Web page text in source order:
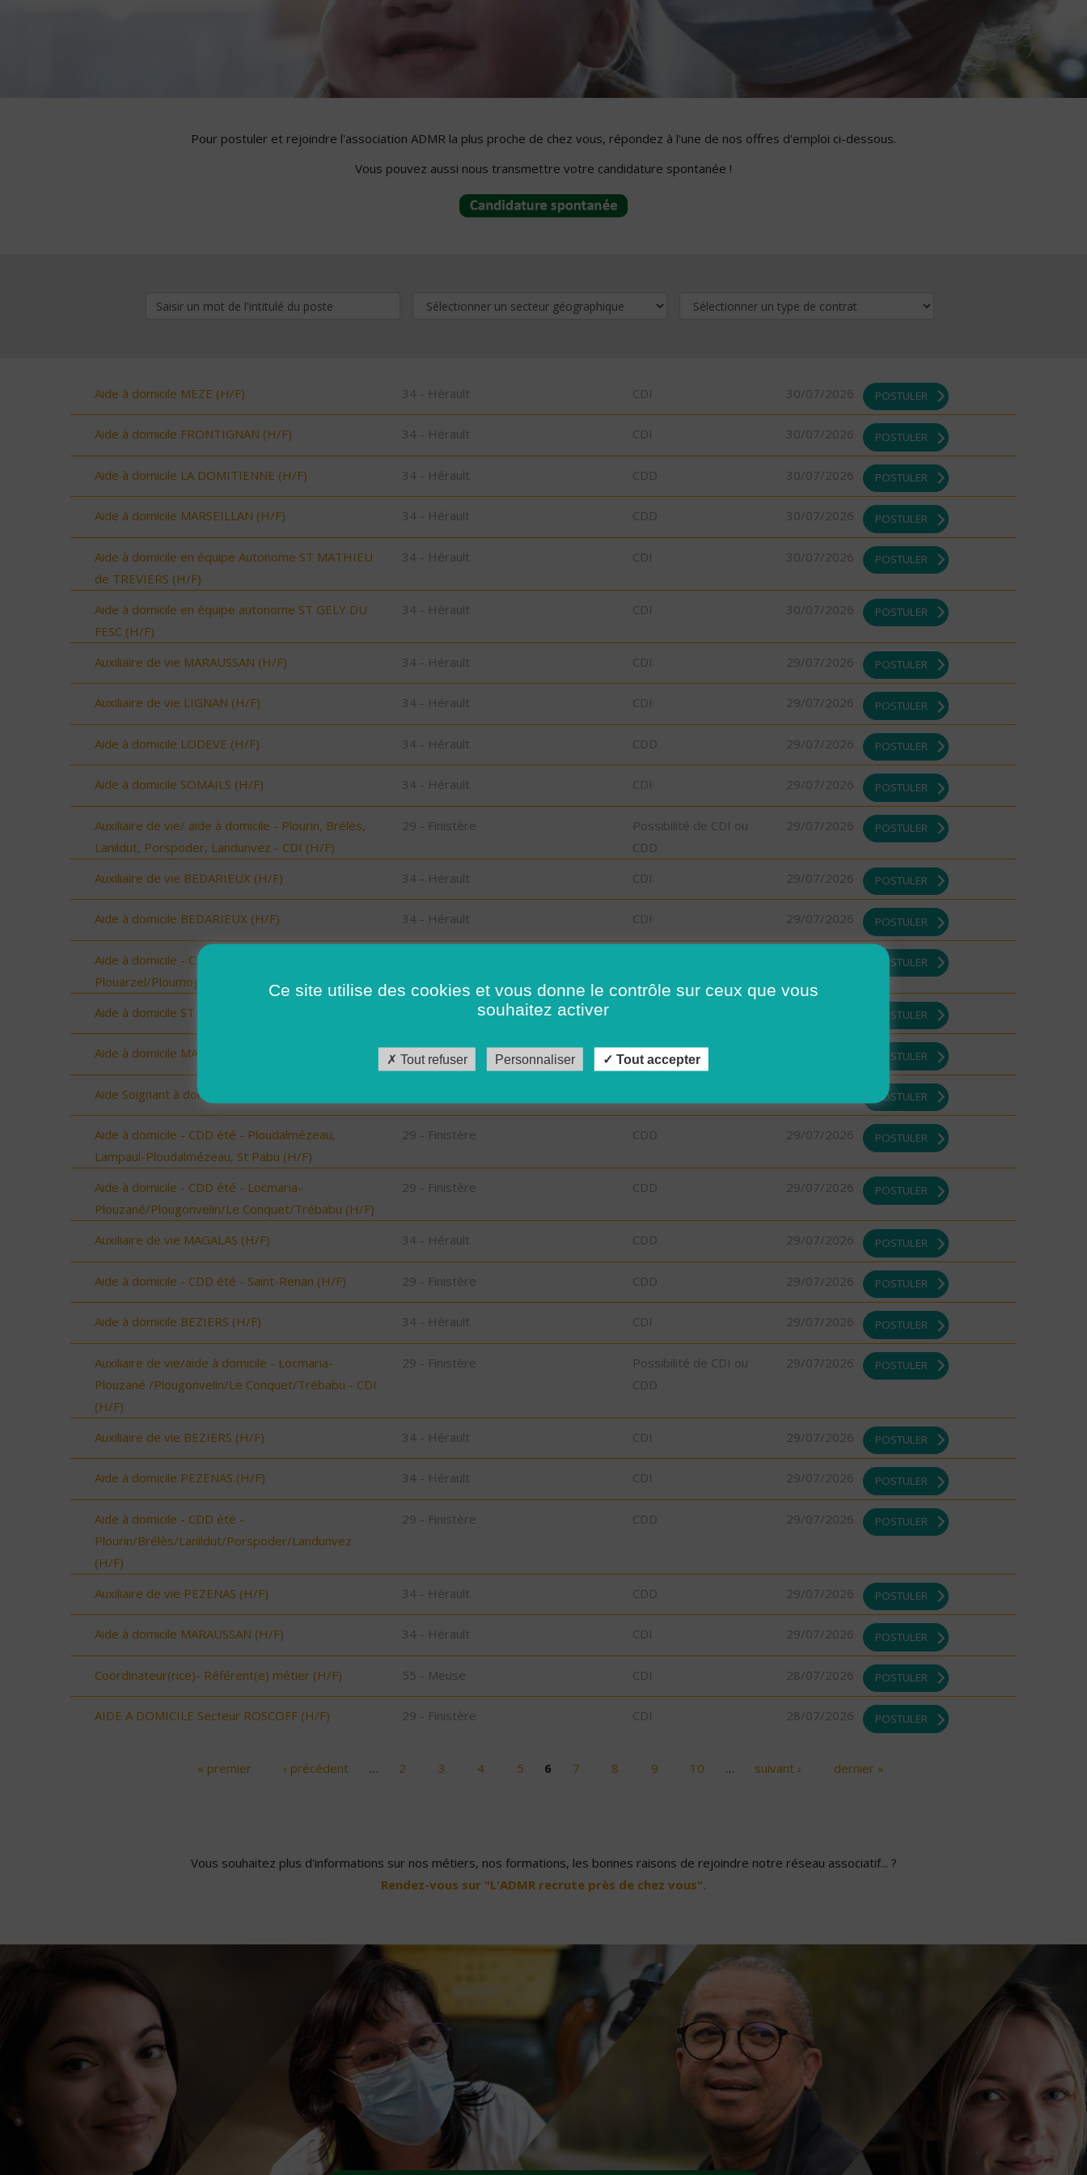
Pour postuler et rejoindre l'association ADMR la plus proche de chez vous, répondez à l'une de nos offres d'emploi ci-dessous.
Vous pouvez aussi nous transmettre votre candidature spontanée !
Aide à domicile MEZE (H/F) 34 - Hérault CDI 30/07/2026 POSTULER
Aide à domicile FRONTIGNAN (H/F) 34 - Hérault CDI 30/07/2026 POSTULER
Aide à domicile LA DOMITIENNE (H/F) 34 - Hérault CDD 30/07/2026 POSTULER
Aide à domicile MARSEILLAN (H/F) 34 - Hérault CDD 30/07/2026 POSTULER
Aide à domicile en équipe Autonome ST MATHIEU
de TREVIERS (H/F)
34 - Hérault CDI 30/07/2026 POSTULER
Aide à domicile en équipe autonome ST GELY DU
FESC (H/F)
34 - Hérault CDI 30/07/2026 POSTULER
Auxiliaire de vie MARAUSSAN (H/F) 34 - Hérault CDI 29/07/2026 POSTULER
Auxiliaire de vie LIGNAN (H/F) 34 - Hérault CDI 29/07/2026 POSTULER
Aide à domicile LODEVE (H/F) 34 - Hérault CDD 29/07/2026 POSTULER
Aide à domicile SOMAILS (H/F) 34 - Hérault CDI 29/07/2026 POSTULER
Auxiliaire de vie/ aide à domicile - Plourin, Brélès,
Lanildut, Porspoder, Landunvez - CDI (H/F)
29 - Finistère
Possibilité de CDI ou
CDD
29/07/2026 POSTULER
Auxiliaire de vie BEDARIEUX (H/F) 34 - Hérault CDI 29/07/2026 POSTULER
Aide à domicile BEDARIEUX (H/F) 34 - Hérault CDI 29/07/2026 POSTULER
Aide à domicile - CDD été - Plouarzel/Lampaul-
Plouarzel/Ploumoguer (H/F)
POSTULER
Aide à domicile ST ANDRE DE SANGONIS (H/F) POSTULER
Aide à domicile MAGALAS (H/F) 34 - Hérault CDI POSTULER
Aide Soignant à domicile CAPESTANG (H/F) POSTULER
Aide à domicile - CDD été - Ploudalmézeau,
Lampaul-Ploudalmézeau, St Pabu (H/F)
29 - Finistère CDD 29/07/2026 POSTULER
Aide à domicile - CDD été - Locmaria-
Plouzané/Plougonvelin/Le Conquet/Trébabu (H/F)
29 - Finistère CDD 29/07/2026 POSTULER
Auxiliaire de vie MAGALAS (H/F) 34 - Hérault CDD 29/07/2026 POSTULER
Aide à domicile - CDD été - Saint-Renan (H/F) 29 - Finistère CDD 29/07/2026 POSTULER
Aide à domicile BEZIERS (H/F) 34 - Hérault CDI 29/07/2026 POSTULER
Auxiliaire de vie/aide à domicile - Locmaria-
Plouzané /Plougonvelin/Le Conquet/Trébabu - CDI
(H/F)
29 - Finistère
Possibilité de CDI ou
CDD
29/07/2026 POSTULER
Auxiliaire de vie BEZIERS (H/F) 34 - Hérault CDI 29/07/2026 POSTULER
Aide à domicile PEZENAS (H/F) 34 - Hérault CDI 29/07/2026 POSTULER
Aide à domicile - CDD été -
Plourin/Brélès/Lanildut/Porspoder/Landunvez
(H/F)
29 - Finistère CDD 29/07/2026 POSTULER
Auxiliaire de vie PEZENAS (H/F) 34 - Hérault CDD 29/07/2026 POSTULER
Aide à domicile MARAUSSAN (H/F) 34 - Hérault CDI 29/07/2026 POSTULER
Coordinateur(rice)- Référent(e) métier (H/F) 55 - Meuse CDI 28/07/2026 POSTULER
AIDE A DOMICILE Secteur ROSCOFF (H/F) 29 - Finistère CDI 28/07/2026 POSTULER
« premier ‹ précédent … 2 3 4 5 6 7 8 9 10 … suivant › dernier »
Vous souhaitez plus d'informations sur nos métiers, nos formations, les bonnes raisons de rejoindre notre réseau associatif... ?
Rendez-vous sur "L'ADMR recrute près de chez vous".
Ce site utilise des cookies et vous donne le contrôle sur ceux que vous
souhaitez activer
Tout refuser Personnaliser Tout accepter